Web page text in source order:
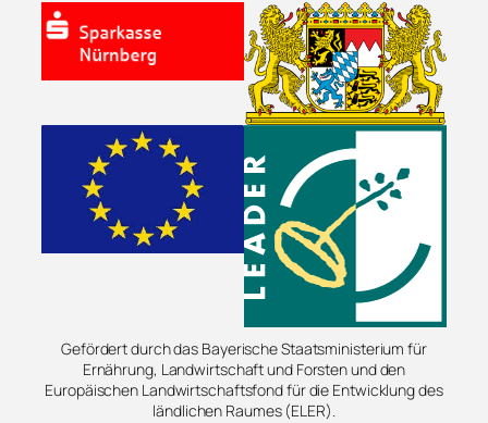
Gefördert durch das Bayerische Staatsministerium für
Ernährung, Landwirtschaft und Forsten und den
Europäischen Landwirtschaftsfond für die Entwicklung des
ländlichen Raumes (ELER).